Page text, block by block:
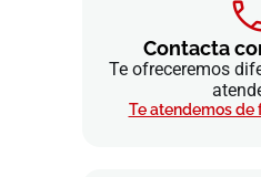
Contacta
Te ofreceremos
Te atendemos de